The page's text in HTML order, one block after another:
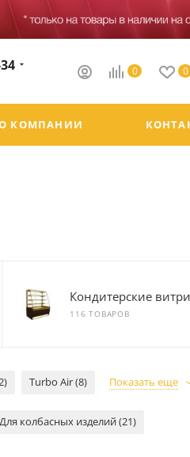
0 0
КОМПАНИИ
Кондитерские
116 ТОВАРОВ
Turbo Air (8) Показать еще
Для колбасных изделий (21)